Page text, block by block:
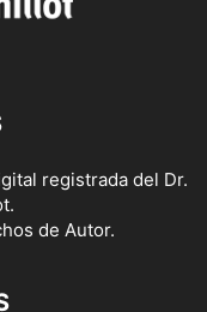
registrada del Dr.
de Autor.